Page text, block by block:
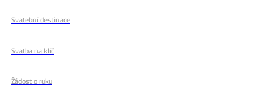
Svatební destinace
Svatba na klíč
Žádost o ruku